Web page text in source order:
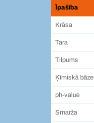
Īpašība
Krāsa
Tara
Tilpums
Ķīmiskā bāze
ph-value
Smarža